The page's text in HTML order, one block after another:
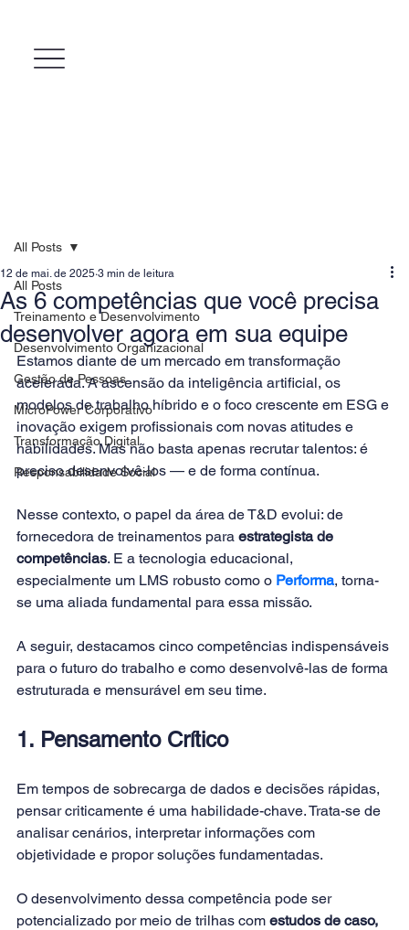
All Posts
Treinamento e Desenvolvimento
Desenvolvimento Organizacional
Gestão de Pessoas
MicroPower Corporativo
Transformação Digital
Responsabilidade Social
All Posts
As 6 competências que você precisa
desenvolver agora em sua equipe
12 de mai. de 2025 3 min de leitura
Estamos diante de um mercado em transformação
acelerada. A ascensão da inteligência artificial, os
modelos de trabalho híbrido e o foco crescente em ESG e
inovação exigem profissionais com novas atitudes e
habilidades. Mas não basta apenas recrutar talentos: é
preciso desenvolvê-los — e de forma contínua.
Nesse contexto, o papel da área de T&D evolui: de
fornecedora de treinamentos para estrategista de
competências. E a tecnologia educacional,
especialmente um LMS robusto como o Performa, torna-
se uma aliada fundamental para essa missão.
A seguir, destacamos cinco competências indispensáveis
para o futuro do trabalho e como desenvolvê-las de forma
estruturada e mensurável em seu time.
1. Pensamento Crítico
Em tempos de sobrecarga de dados e decisões rápidas,
pensar criticamente é uma habilidade-chave. Trata-se de
analisar cenários, interpretar informações com
objetividade e propor soluções fundamentadas.
O desenvolvimento dessa competência pode ser
potencializado por meio de trilhas com estudos de caso,